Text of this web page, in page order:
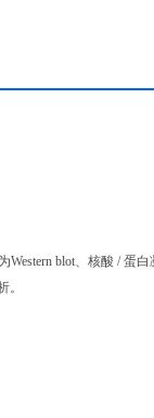
blot、核酸 / 蛋
。